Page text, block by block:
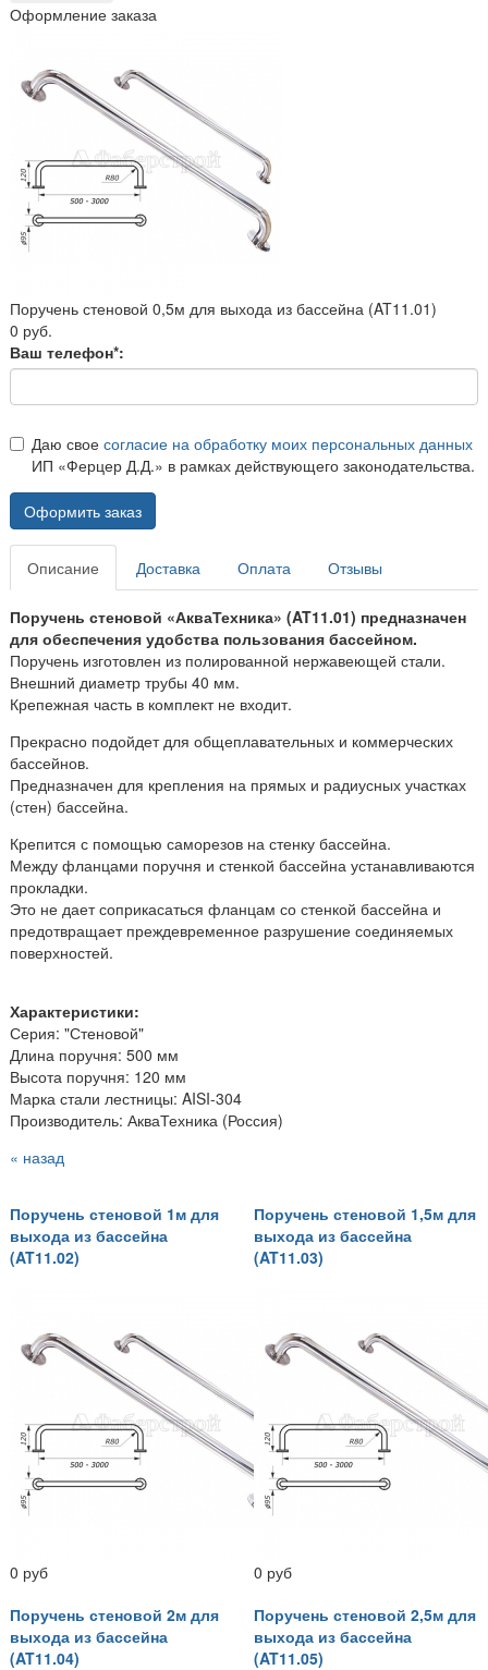
Оформление заказа
Поручень стеновой 0,5м для выхода из бассейна (AT11.01)
0 руб.
Ваш телефон*:
Даю свое согласие на обработку моих персональных данных
ИП «Ферцер Д.Д.» в рамках действующего законодательства.
Оформить заказ
Описание Доставка Оплата Отзывы
Поручень стеновой «АкваТехника» (AT11.01) предназначен
для обеспечения удобства пользования бассейном.
Поручень изготовлен из полированной нержавеющей стали.
Внешний диаметр трубы 40 мм.
Крепежная часть в комплект не входит.
Прекрасно подойдет для общеплавательных и коммерческих
бассейнов.
Предназначен для крепления на прямых и радиусных участках
(стен) бассейна.
Крепится с помощью саморезов на стенку бассейна.
Между фланцами поручня и стенкой бассейна устанавливаются
прокладки.
Это не дает соприкасаться фланцам со стенкой бассейна и
предотвращает преждевременное разрушение соединяемых
поверхностей.
Характеристики:
Серия: "Стеновой"
Длина поручня: 500 мм
Высота поручня: 120 мм
Марка стали лестницы: AISI-304
Производитель: АкваТехника (Россия)
« назад
Поручень стеновой 1м для
выхода из бассейна
(AT11.02)
0 руб
Поручень стеновой 1,5м для
выхода из бассейна
(AT11.03)
0 руб
Поручень стеновой 2м для
выхода из бассейна
(AT11.04)
Поручень стеновой 2,5м для
выхода из бассейна
(AT11.05)